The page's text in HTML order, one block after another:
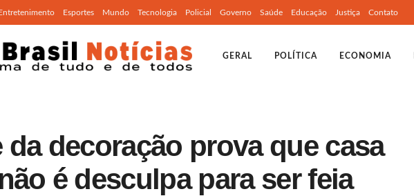
Esportes Mundo Tecnologia Policial Governo Saúde Educação Justiça Contato
GERAL POLÍTICA ECONOMIA
da decoração prova que casa
é desculpa para ser feia